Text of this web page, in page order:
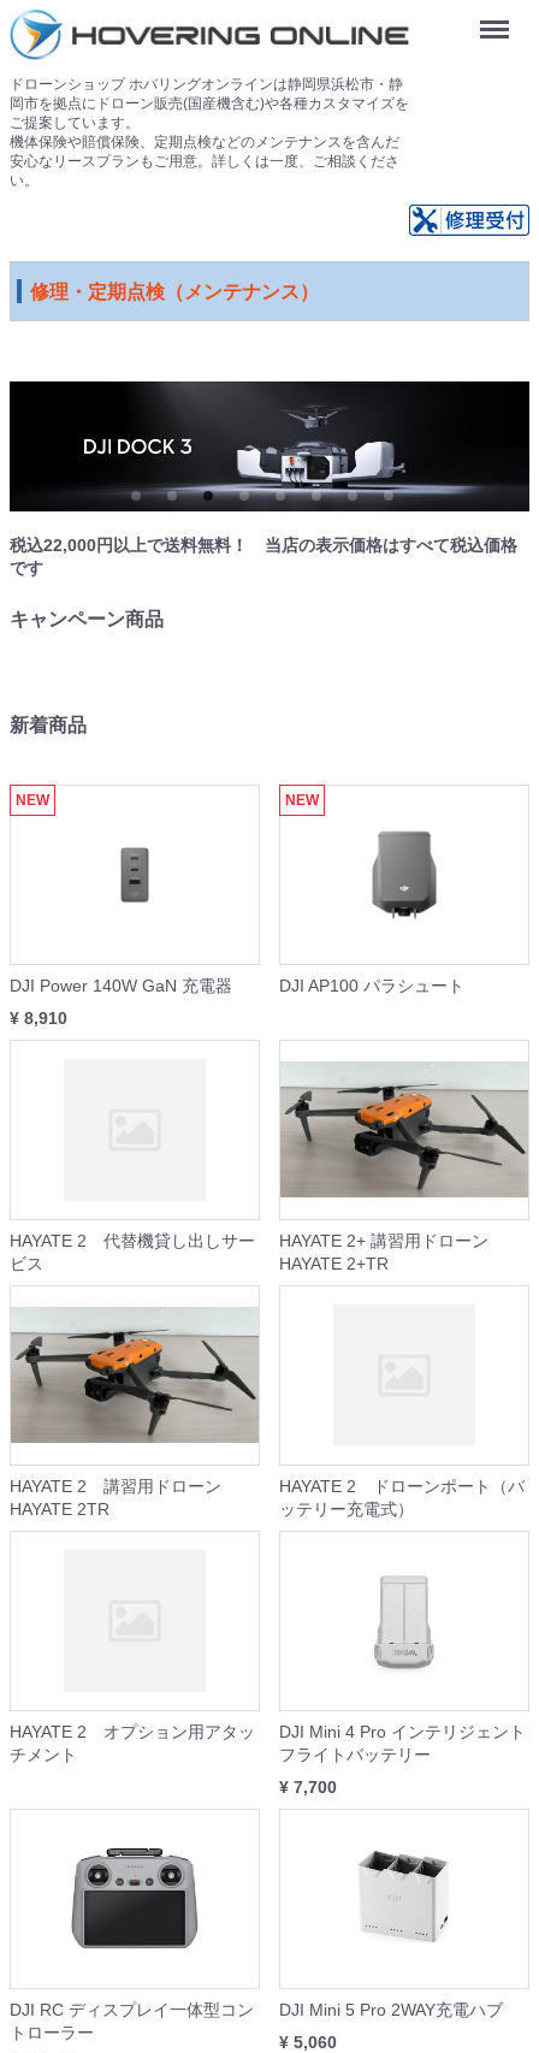
ドローンショップ ホバリングオンラインは静岡県浜松市・静
岡市を拠点にドローン販売(国産機含む)や各種カスタマイズを
ご提案しています。
機体保険や賠償保険、定期点検などのメンテナンスを含んだ
安心なリースプランもご用意。詳しくは一度、ご相談くださ
い。
Menu
修理・定期点検（メンテナンス）
税込22,000円以上で送料無料！ 当店の表示価格はすべて税込価格
です
キャンペーン商品
新着商品
NEW
DJI Power 140W GaN 充電器
¥ 8,910
NEW
DJI AP100 パラシュート
HAYATE 2 代替機貸し出しサー
ビス
HAYATE 2+ 講習用ドローン
HAYATE 2+TR
HAYATE 2 講習用ドローン
HAYATE 2TR
HAYATE 2 ドローンポート（バ
ッテリー充電式）
HAYATE 2 オプション用アタッ
チメント
DJI Mini 4 Pro インテリジェント
フライトバッテリー
¥ 7,700
DJI RC ディスプレイ一体型コン
トローラー
DJI Mini 5 Pro 2WAY充電ハブ
¥ 5,060